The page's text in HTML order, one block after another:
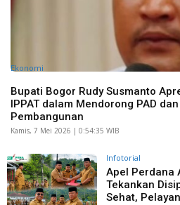
Ekonomi
Bupati Bogor Rudy Susmanto
IPPAT dalam Mendorong PAD
Pembangunan
Kamis, 7 Mei 2026 | 0:54:35 WIB
Infotorial
Apel Perdana
Tekankan
Sehat,